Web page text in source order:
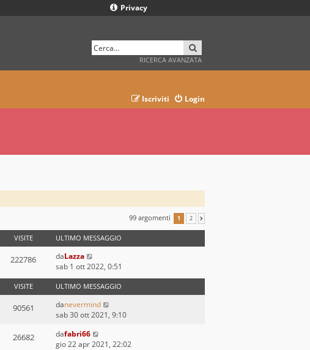
Privacy
RICERCA AVANZATA
Login
Iscriviti
99 argomenti 1 2
VISITE ULTIMO MESSAGGIO
222786 daLazza
sab 1 ott 2022, 0:51
VISITE ULTIMO MESSAGGIO
90561 danevermind
sab 30 ott 2021, 9:10
26682 dafabri66
gio 22 apr 2021, 22:02